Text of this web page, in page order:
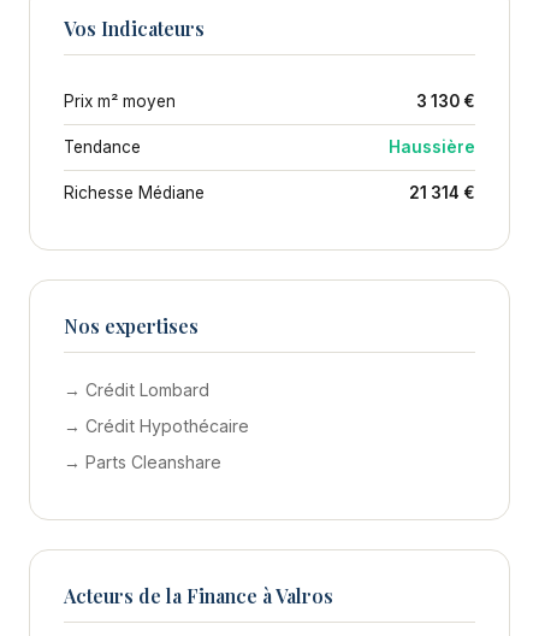
Vos Indicateurs
Prix m² moyen 3 130 €
Tendance Haussière
Richesse Médiane 21 314 €
Nos expertises
→ Crédit Lombard
→ Crédit Hypothécaire
→ Parts Cleanshare
Acteurs de la Finance à Valros